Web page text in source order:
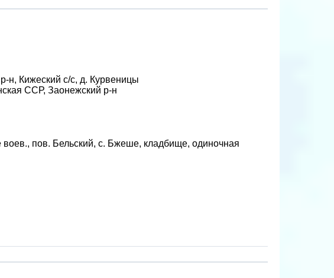
н, Кижеский с/с, д. Курвеницы
ССР, Заонежский р-н
пов. Бельский, с. Бжеше, кладбище, одиночная